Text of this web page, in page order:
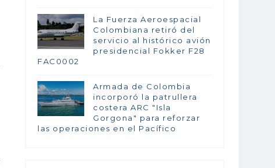
La Fuerza Aeroespacial
Colombiana retiró del
servicio al histórico avión
presidencial Fokker F28
FAC0002
Armada de Colombia
incorporó la patrullera
costera ARC "Isla
Gorgona" para reforzar
las operaciones en el Pacífico